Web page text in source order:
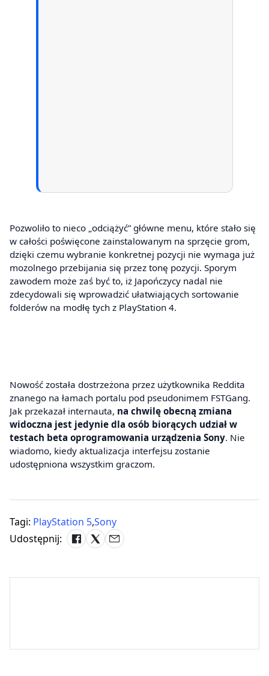
Pozwoliło to nieco „odciążyć” główne menu, które stało się
w całości poświęcone zainstalowanym na sprzęcie grom,
dzięki czemu wybranie konkretnej pozycji nie wymaga już
mozolnego przebijania się przez tonę pozycji. Sporym
zawodem może zaś być to, iż Japończycy nadal nie
zdecydowali się wprowadzić ułatwiających sortowanie
folderów na modłę tych z PlayStation 4.
Nowość została dostrzeżona przez użytkownika Reddita
znanego na łamach portalu pod pseudonimem FSTGang.
Jak przekazał internauta, na chwilę obecną zmiana
widoczna jest jedynie dla osób biorących udział w
testach beta oprogramowania urządzenia Sony. Nie
wiadomo, kiedy aktualizacja interfejsu zostanie
udostępniona wszystkim graczom.
Tagi: PlayStation 5,Sony
Udostępnij: